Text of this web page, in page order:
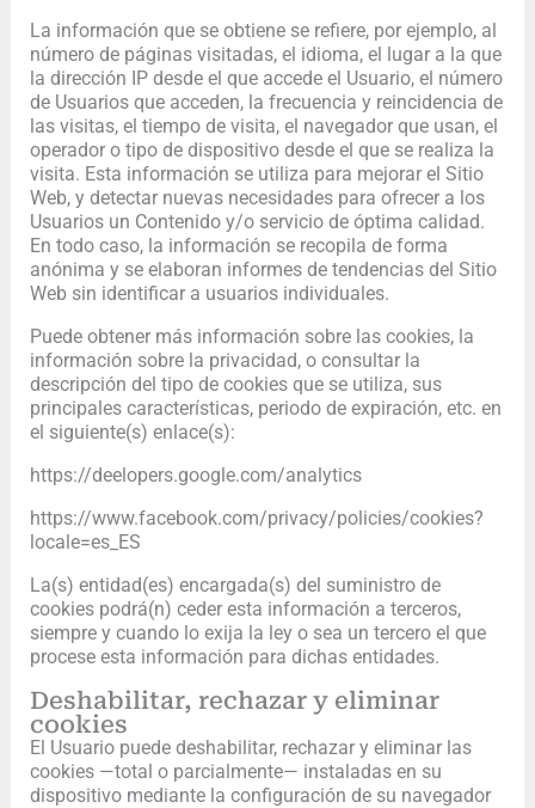
La información que se obtiene se refiere, por ejemplo, al
número de páginas visitadas, el idioma, el lugar a la que
la dirección IP desde el que accede el Usuario, el número
de Usuarios que acceden, la frecuencia y reincidencia de
las visitas, el tiempo de visita, el navegador que usan, el
operador o tipo de dispositivo desde el que se realiza la
visita. Esta información se utiliza para mejorar el Sitio
Web, y detectar nuevas necesidades para ofrecer a los
Usuarios un Contenido y/o servicio de óptima calidad.
En todo caso, la información se recopila de forma
anónima y se elaboran informes de tendencias del Sitio
Web sin identificar a usuarios individuales.
Puede obtener más información sobre las cookies, la
información sobre la privacidad, o consultar la
descripción del tipo de cookies que se utiliza, sus
principales características, periodo de expiración, etc. en
el siguiente(s) enlace(s):
https://deelopers.google.com/analytics
https://www.facebook.com/privacy/policies/cookies?
locale=es_ES
La(s) entidad(es) encargada(s) del suministro de
cookies podrá(n) ceder esta información a terceros,
siempre y cuando lo exija la ley o sea un tercero el que
procese esta información para dichas entidades.
Deshabilitar, rechazar y eliminar
cookies
El Usuario puede deshabilitar, rechazar y eliminar las
cookies —total o parcialmente— instaladas en su
dispositivo mediante la configuración de su navegador